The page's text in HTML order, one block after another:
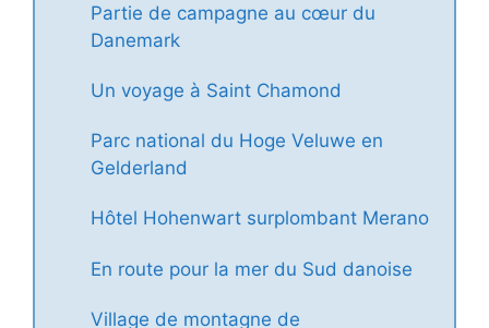
Partie de campagne au cœur du
Danemark
Un voyage à Saint Chamond
Parc national du Hoge Veluwe en
Gelderland
Hôtel Hohenwart surplombant Merano
En route pour la mer du Sud danoise
Village de montagne de